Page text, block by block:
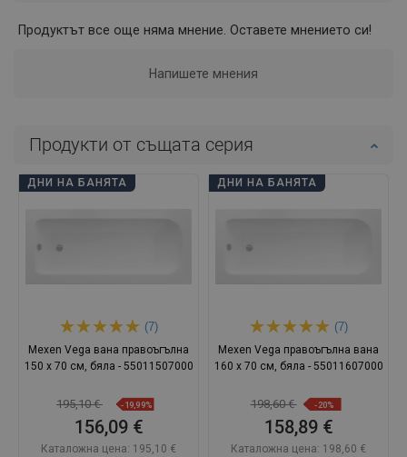
Продуктът все още няма мнение. Оставете мнението си!
Напишете мнения
Продукти от същата серия
ДНИ НА БАНЯТА
(7)
Mexen Vega вана правоъгълна
150 x 70 см, бяла - 55011507000
195,10 € -19,99%
156,09 €
Каталожна цена: 195,10 €
ДНИ НА БАНЯТА
(7)
Mexen Vega правоъгълна вана
160 x 70 см, бяла - 55011607000
198,60 € -20%
158,89 €
Каталожна цена: 198,60 €